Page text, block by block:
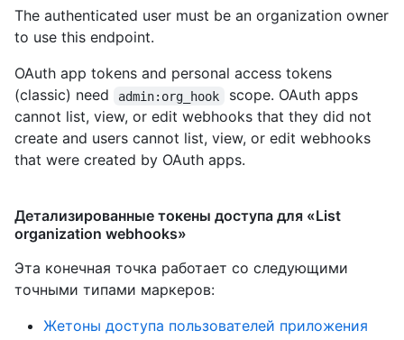
The authenticated user must be an organization owner
to use this endpoint.
OAuth app tokens and personal access tokens
(classic) need
admin:org_hook
scope. OAuth apps
cannot list, view, or edit webhooks that they did not
create and users cannot list, view, or edit webhooks
that were created by OAuth apps.
Детализированные токены доступа для «List
organization webhooks»
Эта конечная точка работает со следующими
точными типами маркеров:
Жетоны доступа пользователей приложения